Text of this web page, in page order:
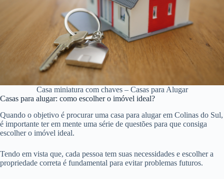
Casa miniatura com chaves – Casas para Alugar
Casas para alugar: como escolher o imóvel ideal?
Quando o objetivo é procurar uma casa para alugar em Colinas do Sul,
é importante ter em mente uma série de questões para que consiga
escolher o imóvel ideal.
Tendo em vista que, cada pessoa tem suas necessidades e escolher a
propriedade correta é fundamental para evitar problemas futuros.